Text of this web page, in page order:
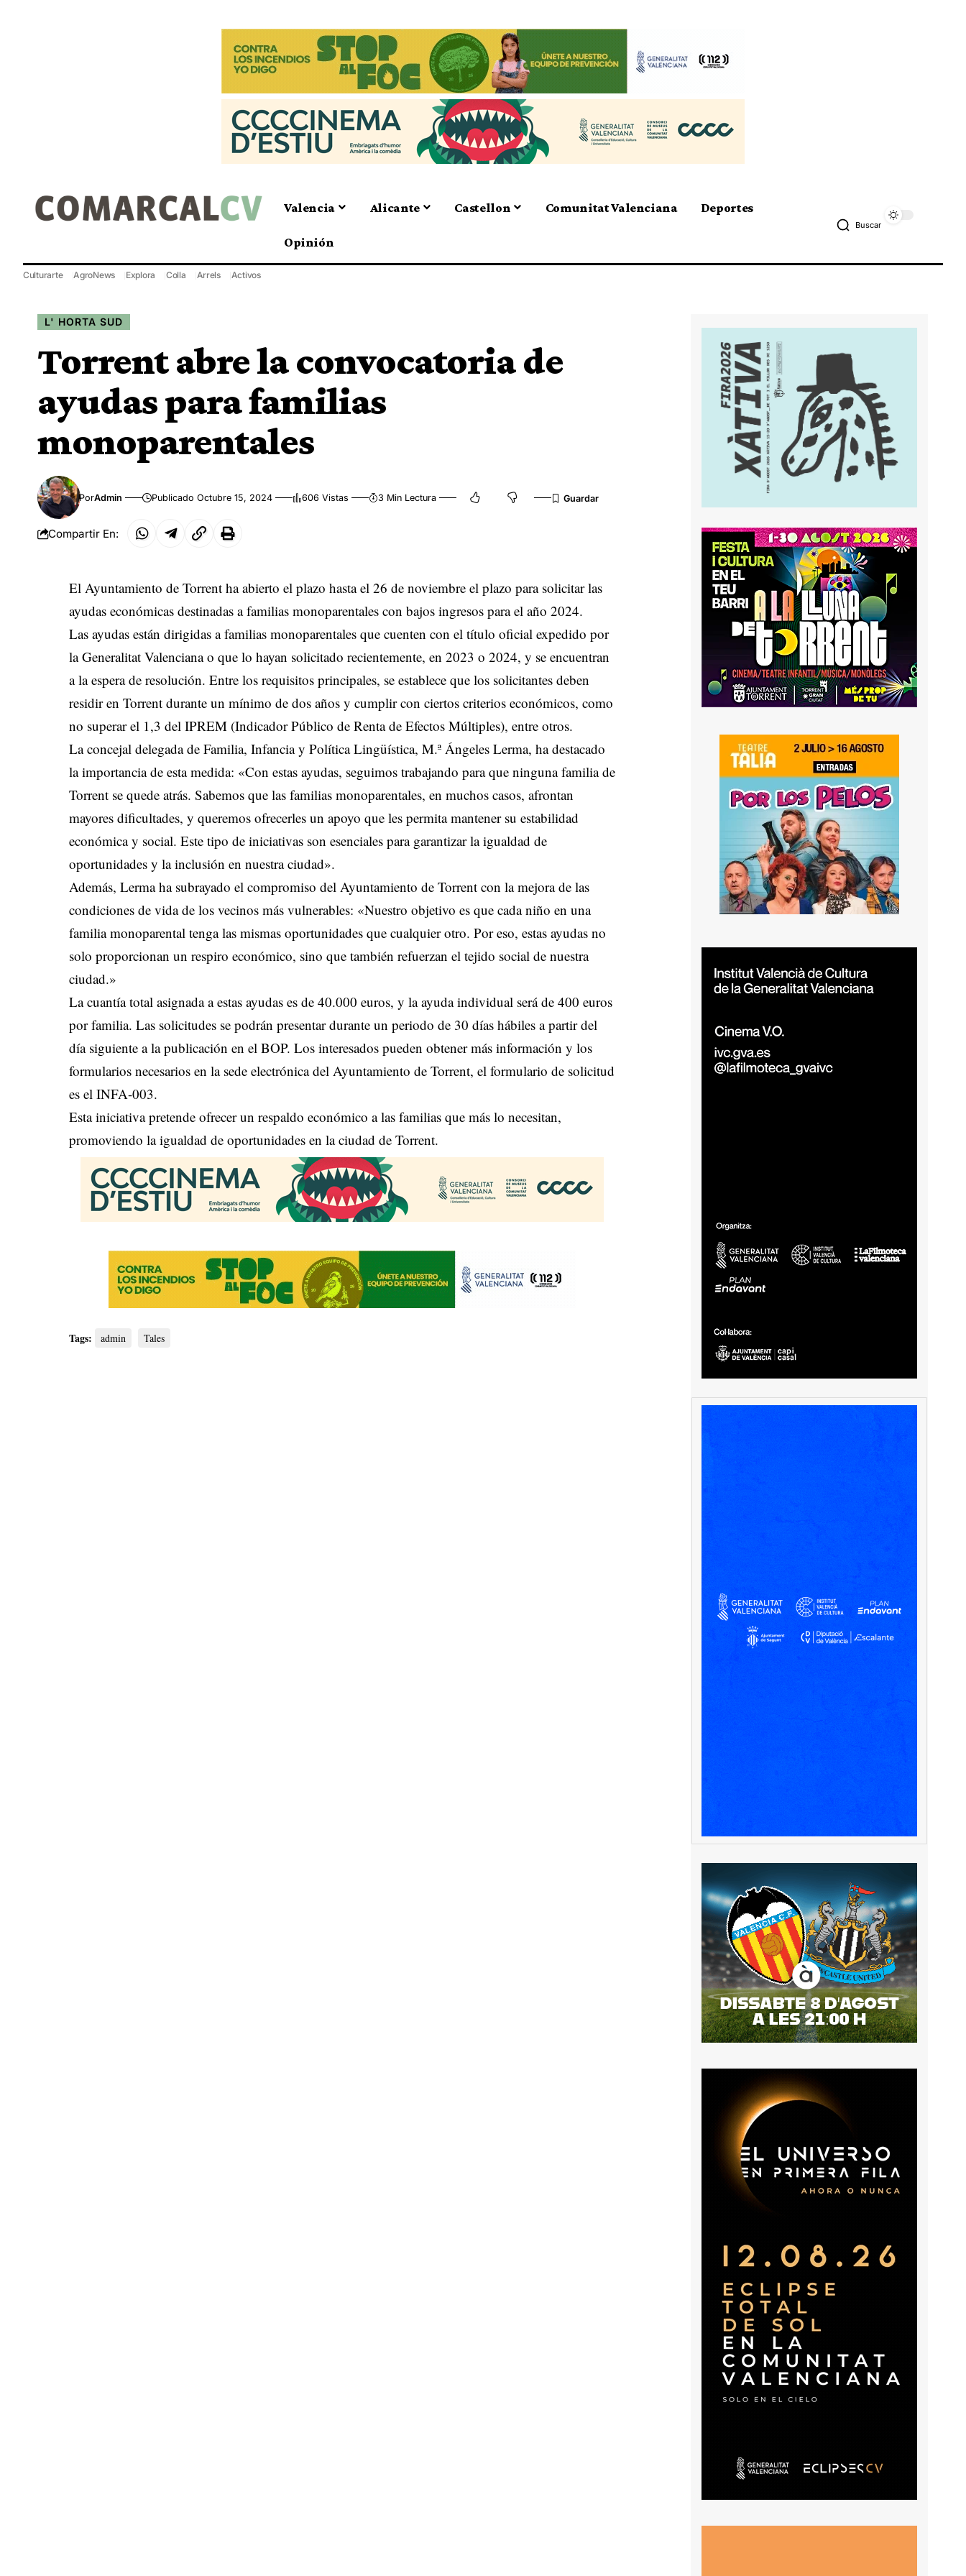
Valencia Alicante Castellon Comunitat Valenciana Deportes
Opinión
Buscar
Culturarte AgroNews Explora Colla Arrels Activos
L' HORTA SUD
Torrent abre la convocatoria de
ayudas para familias
monoparentales
PorAdmin Publicado Octubre 15, 2024 606 Vistas 3 Min Lectura
Compartir En:
El Ayuntamiento de Torrent ha abierto el plazo hasta el 26 de noviembre el plazo para solicitar las
ayudas económicas destinadas a familias monoparentales con bajos ingresos para el año 2024.
Las ayudas están dirigidas a familias monoparentales que cuenten con el título oficial expedido por
la Generalitat Valenciana o que lo hayan solicitado recientemente, en 2023 o 2024, y se encuentran
a la espera de resolución. Entre los requisitos principales, se establece que los solicitantes deben
residir en Torrent durante un mínimo de dos años y cumplir con ciertos criterios económicos, como
no superar el 1,3 del IPREM (Indicador Público de Renta de Efectos Múltiples), entre otros.
La concejal delegada de Familia, Infancia y Política Lingüística, M.ª Ángeles Lerma, ha destacado
la importancia de esta medida: «Con estas ayudas, seguimos trabajando para que ninguna familia de
Torrent se quede atrás. Sabemos que las familias monoparentales, en muchos casos, afrontan
mayores dificultades, y queremos ofrecerles un apoyo que les permita mantener su estabilidad
económica y social. Este tipo de iniciativas son esenciales para garantizar la igualdad de
oportunidades y la inclusión en nuestra ciudad».
Además, Lerma ha subrayado el compromiso del Ayuntamiento de Torrent con la mejora de las
condiciones de vida de los vecinos más vulnerables: «Nuestro objetivo es que cada niño en una
familia monoparental tenga las mismas oportunidades que cualquier otro. Por eso, estas ayudas no
solo proporcionan un respiro económico, sino que también refuerzan el tejido social de nuestra
ciudad.»
La cuantía total asignada a estas ayudas es de 40.000 euros, y la ayuda individual será de 400 euros
por familia. Las solicitudes se podrán presentar durante un periodo de 30 días hábiles a partir del
día siguiente a la publicación en el BOP. Los interesados pueden obtener más información y los
formularios necesarios en la sede electrónica del Ayuntamiento de Torrent, el formulario de solicitud
es el INFA-003.
Esta iniciativa pretende ofrecer un respaldo económico a las familias que más lo necesitan,
promoviendo la igualdad de oportunidades en la ciudad de Torrent.
Tags: admin Tales